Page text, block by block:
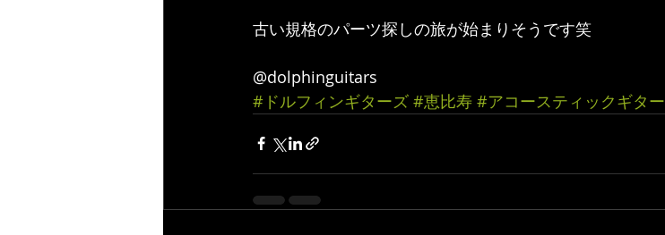
古い規格のパーツ探しの旅が始まりそうです笑
@dolphinguitars
#ドルフィンギターズ #恵比寿 #アコースティックギター